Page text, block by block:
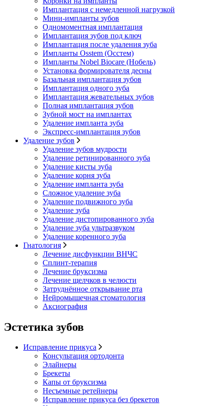
Имплантация с немедленной нагрузкой
Мини-импланты зубов
Одномоментная имплантация
Имплантация зубов под ключ
Имплантация после удаления зуба
Импланты Osstem (Осстем)
Импланты Nobel Biocare (Нобель)
Установка формирователя десны
Базальная имплантация зубов
Имплантация одного зуба
Имплантация жевательных зубов
Полная имплантация зубов
Зубной мост на имплантах
Удаление импланта зуба
Экспресс-имплантация зубов
Удаление зубов
Удаление зубов мудрости
Удаление ретинированного зуба
Удаление кисты зуба
Удаление корня зуба
Удаление импланта зуба
Сложное удаление зуба
Удаление подвижного зуба
Удаление зуба
Удаление дистопированного зуба
Удаление зуба ультразвуком
Удаление коренного зуба
Гнатология
Лечение дисфункции ВНЧС
Сплинт-терапия
Лечение бруксизма
Лечение щелчков в челюсти
Затруднённое открывание рта
Нейромышечная стоматология
Аксиография
Эстетика зубов
Исправление прикуса
Консультация ортодонта
Элайнеры
Брекеты
Капы от бруксизма
Несъемные ретейнеры
Исправление прикуса без брекетов